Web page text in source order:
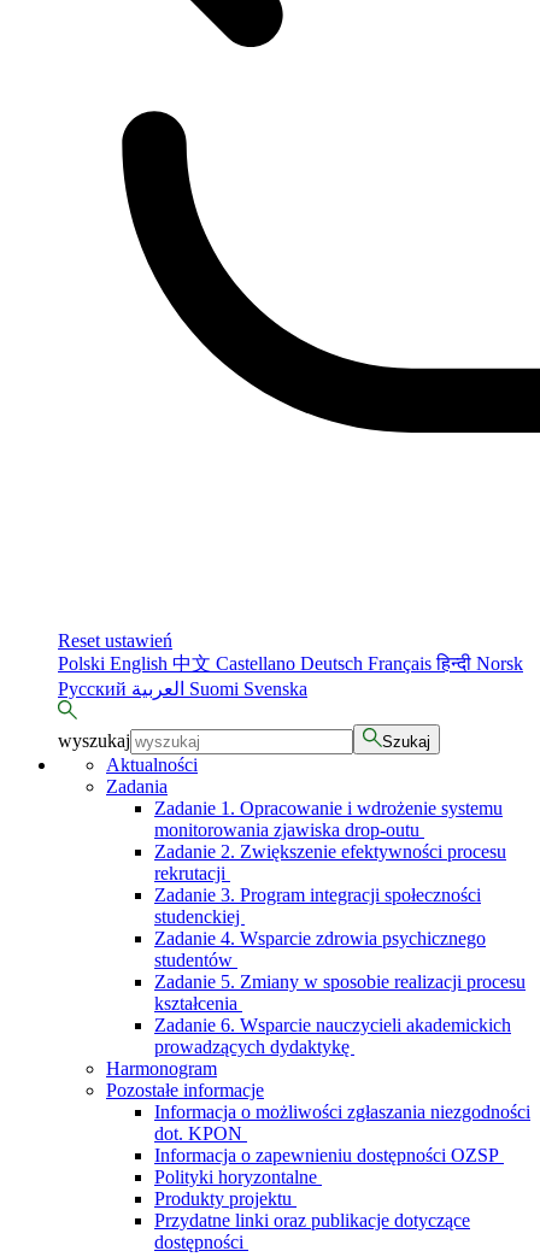
Reset ustawień
Polski English 中文 Castellano Deutsch Françaisहिन्दी Norsk
Русский
Suomi Svenska
wyszukaj Szukaj
Aktualności
Zadania
Zadanie 1. Opracowanie i wdrożenie systemu
monitorowania zjawiska drop-outu
Zadanie 2. Zwiększenie efektywności procesu
rekrutacji
Zadanie 3. Program integracji społeczności
studenckiej
Zadanie 4. Wsparcie zdrowia psychicznego
studentów
Zadanie 5. Zmiany w sposobie realizacji procesu
kształcenia
Zadanie 6. Wsparcie nauczycieli akademickich
prowadzących dydaktykę
Harmonogram
Pozostałe informacje
Informacja o możliwości zgłaszania niezgodności
dot. KPON
Informacja o zapewnieniu dostępności OZSP
Polityki horyzontalne
Produkty projektu
Przydatne linki oraz publikacje dotyczące
dostępności